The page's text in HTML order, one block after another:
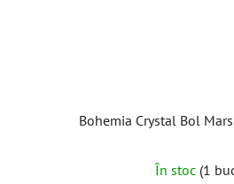
Bohemia Crystal Bol
În stoc (1